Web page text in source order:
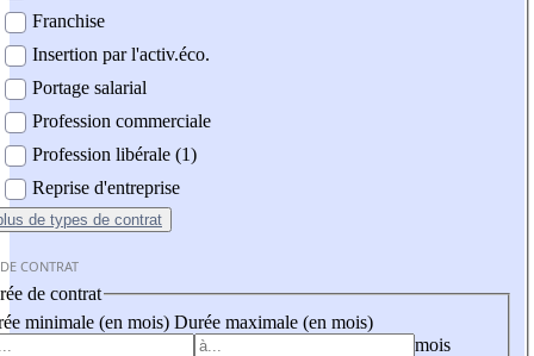
Franchise
Insertion par l'activ.éco.
Portage salarial
Profession commerciale
Profession libérale (1)
Reprise d'entreprise
de types de contrat
CONTRAT
de contrat
minimale (en mois) Durée maximale (en mois)
mois